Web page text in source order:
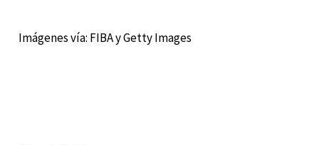
Imágenes vía: FIBA y Getty Images